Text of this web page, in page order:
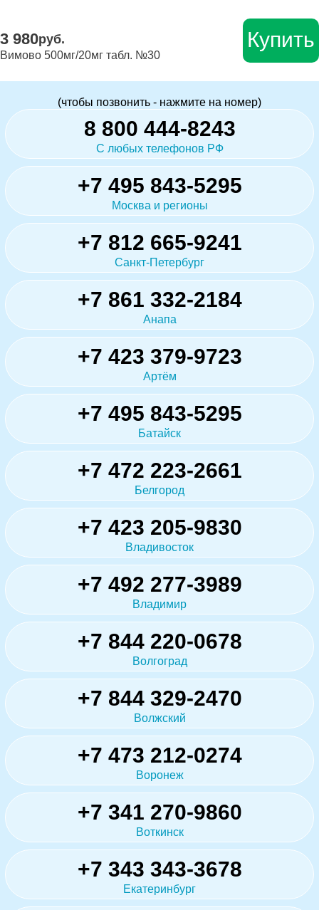
3 980руб.
Вимово 500мг/20мг табл. №30
Купить
(чтобы позвонить - нажмите на номер)
8 800 444-8243
С любых телефонов РФ
+7 495 843-5295
Москва и регионы
+7 812 665-9241
Санкт-Петербург
+7 861 332-2184
Анапа
+7 423 379-9723
Артём
+7 495 843-5295
Батайск
+7 472 223-2661
Белгород
+7 423 205-9830
Владивосток
+7 492 277-3989
Владимир
+7 844 220-0678
Волгоград
+7 844 329-2470
Волжский
+7 473 212-0274
Воронеж
+7 341 270-9860
Воткинск
+7 343 343-3678
Екатеринбург